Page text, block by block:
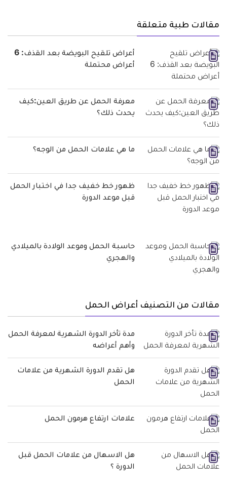
مقالات طبية متعلقة
أعراض تلقيح البويضة بعد القذف: 6
أعراض محتملة
معرفة الحمل عن طريق العين:كيف
يحدث ذلك؟
ما هي علامات الحمل من الوجه؟
ظهور خط خفيف جدا في اختبار الحمل
قبل موعد الدورة
حاسبة الحمل وموعد الولادة بالميلادي
والهجري
مقالات من التصنيف أعراض الحمل
مدة تأخر الدورة الشهرية لمعرفة الحمل
وأهم أعراضه
هل تقدم الدورة الشهرية من علامات
الحمل
علامات ارتفاع هرمون الحمل
هل الاسهال من علامات الحمل قبل
الدورة ؟